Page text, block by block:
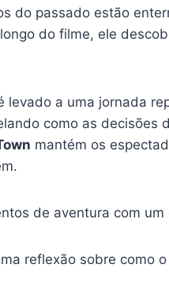
do passado estão
do filme, ele
levado a uma jornada
como as
mantém os
de aventura com
reflexão sobre como